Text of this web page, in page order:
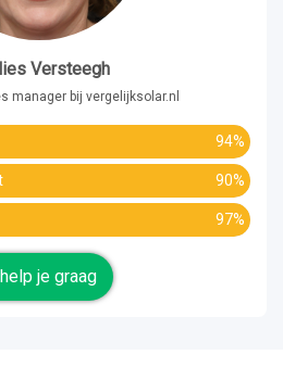
Versteegh
manager bij vergelijksolar.nl
94%
90%
97%
je graag